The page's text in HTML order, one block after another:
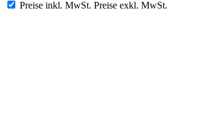
Preise inkl. MwSt. Preise exkl. MwSt.